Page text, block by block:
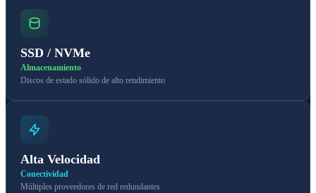
SSD / NVMe
Almacenamiento
Discos de estado sólido de alto rendimiento
Alta Velocidad
Conectividad
Múltiples proveedores de red redundantes